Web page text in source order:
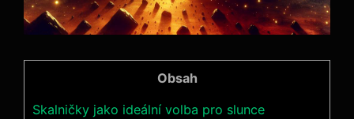
Obsah
Skalničky jako ideální volba pro slunce